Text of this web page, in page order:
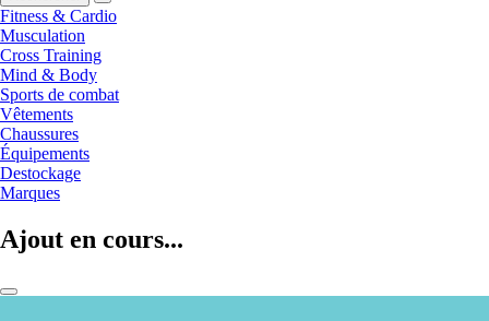
Fitness & Cardio
Musculation
Cross Training
Mind & Body
Sports de combat
Vêtements
Chaussures
Équipements
Destockage
Marques
Ajout en cours...